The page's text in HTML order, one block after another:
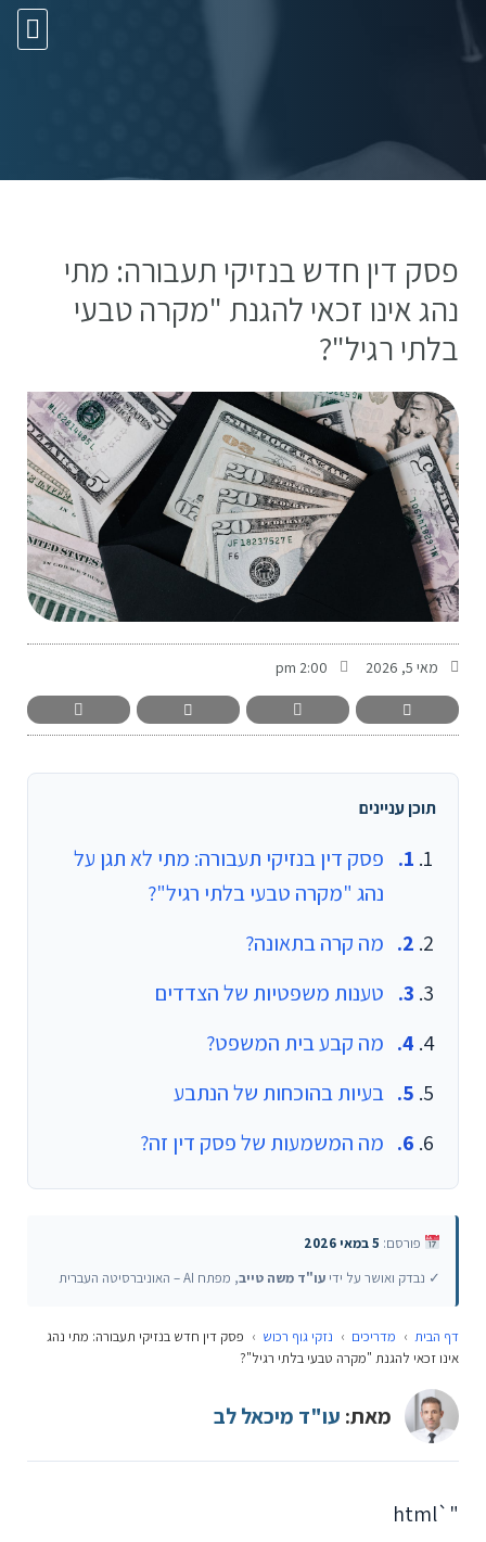
פסק דין חדש בנזיקי תעבורה: מתי
נהג אינו זכאי להגנת "מקרה טבעי
בלתי רגיל"?
-
מאי 5, 2026 2:00 pm
תוכן עניינים
פסק דין בנזיקי תעבורה: מתי לא תגן על
נהג "מקרה טבעי בלתי רגיל"?
מה קרה בתאונה?
טענות משפטיות של הצדדים
מה קבע בית המשפט?
בעיות בהוכחות של הנתבע
מה המשמעות של פסק דין זה?
פורסם: 5 במאי 2026
✓ נבדק ואושר על ידי עו"ד משה טייב, מפתח AI – האוניברסיטה העברית
דף הבית › מדריכים › נזקי גוף רכוש › פסק דין חדש בנזיקי תעבורה: מתי נהג
אינו זכאי להגנת "מקרה טבעי בלתי רגיל"?
מאת: עו"ד מיכאל לב
"`html